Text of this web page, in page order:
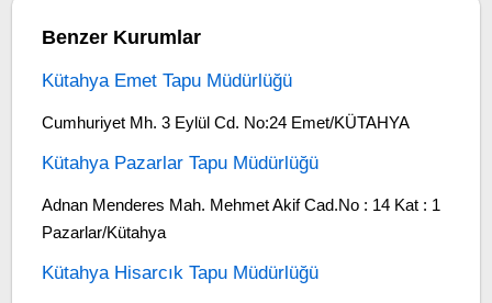
Benzer Kurumlar
Kütahya Emet Tapu Müdürlüğü
Cumhuriyet Mh. 3 Eylül Cd. No:24 Emet/KÜTAHYA
Kütahya Pazarlar Tapu Müdürlüğü
Adnan Menderes Mah. Mehmet Akif Cad.No : 14 Kat : 1
Pazarlar/Kütahya
Kütahya Hisarcık Tapu Müdürlüğü